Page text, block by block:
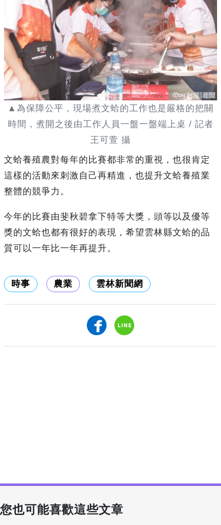
▲為保障公平，現場煮文蛤的工作也是嚴格的把關
時間，煮開之後由工作人員一盤一盤端上桌 / 記者
王可萱 攝
文蛤養殖農對每年的比賽都非常的重視，也很肯定
這樣的活動來刺激自己再精進，也提升文蛤養殖業
整體的競爭力。
今年的比賽由斐秋碧拿下特等大獎，頭等以及優等
獎的文蛤也都有很好的表現，希望雲林縣文蛤的品
質可以一年比一年再提升。
時事 農業 雲林新聞網
您也可能喜歡這些文章